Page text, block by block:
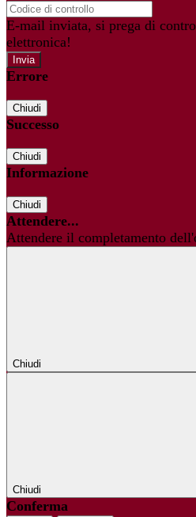
E-mail inviata, si prega di
elettronica!
Errore
Chiudi
Successo
Chiudi
Informazione
Chiudi
Attendere...
Attendere il completamento
Chiudi
Chiudi
Conferma